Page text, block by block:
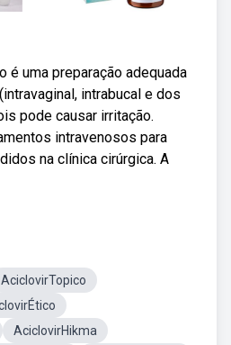
é uma preparação adequada
intrabucal e dos
pode causar irritação.
intravenosos para
na clínica cirúrgica. A
AciclovirTopico
AciclovirHikma